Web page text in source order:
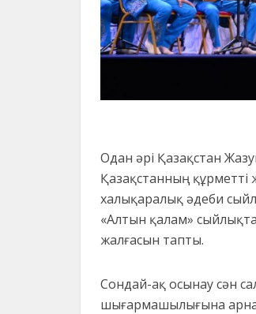
Одан әрі Қазақстан
Қазақстанның
халықаралық әдеби
«Алтын қалам»
жалғасын тапты.
Сондай-ақ осынау сән
шығармашылығына